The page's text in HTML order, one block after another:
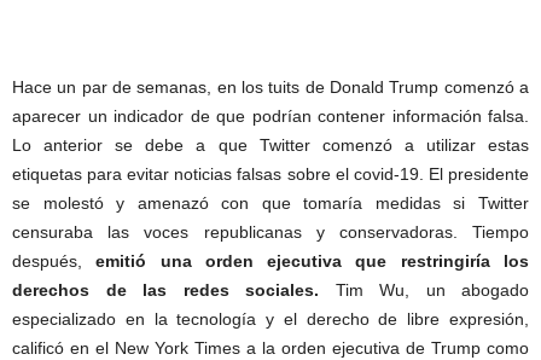
Hace un par de semanas, en los tuits de Donald Trump comenzó a
aparecer un indicador de que podrían contener información falsa.
Lo anterior se debe a que Twitter comenzó a utilizar estas
etiquetas para evitar noticias falsas sobre el covid-19. El presidente
se molestó y amenazó con que tomaría medidas si Twitter
censuraba las voces republicanas y conservadoras. Tiempo
después,emitió una orden ejecutiva que restringiría los
derechos de las redes sociales. Tim Wu, un abogado
especializado en la tecnología y el derecho de libre expresión,
calificó en el New York Times a la orden ejecutiva de Trump como